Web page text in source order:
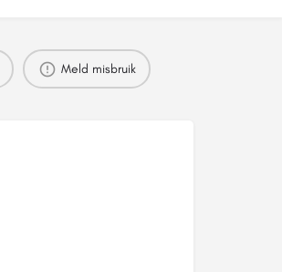
Meld misbruik